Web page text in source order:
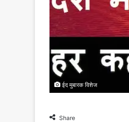
ईद मुबारक विशेज
Share